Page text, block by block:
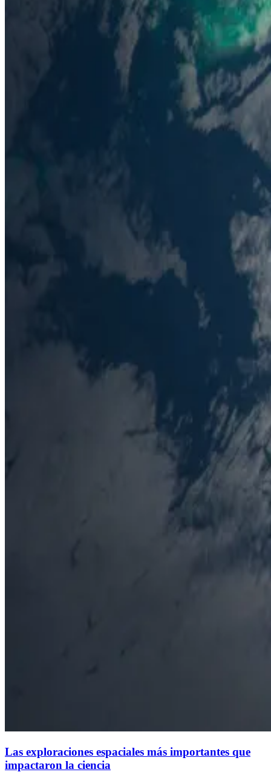
Las exploraciones espaciales más importantes que
impactaron la ciencia